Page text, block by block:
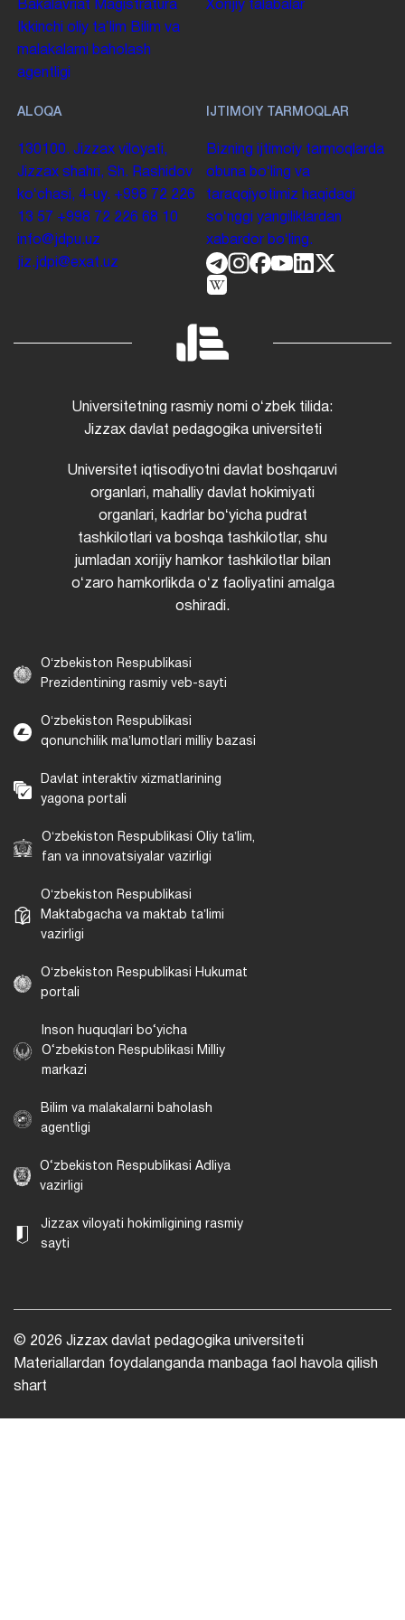
Bakalavriat Magistratura
Ikkinchi oliy taʼlim Bilim va
malakalarni baholash
agentligi
Xorijiy talabalar
ALOQA
130100. Jizzax viloyati,
Jizzax shahri, Sh. Rashidov
koʻchasi, 4-uy. +998 72 226
13 57 +998 72 226 68 10
info@jdpu.uz
jiz.jdpi@exat.uz
IJTIMOIY TARMOQLAR
Bizning ijtimoiy tarmoqlarda
obuna boʻling va
taraqqiyotimiz haqidagi
soʻnggi yangiliklardan
xabardor boʻling.
Universitetning rasmiy nomi oʻzbek tilida:
Jizzax davlat pedagogika universiteti
Universitet iqtisodiyotni davlat boshqaruvi
organlari, mahalliy davlat hokimiyati
organlari, kadrlar boʻyicha pudrat
tashkilotlari va boshqa tashkilotlar, shu
jumladan xorijiy hamkor tashkilotlar bilan
oʻzaro hamkorlikda oʻz faoliyatini amalga
oshiradi.
Oʻzbekiston Respublikasi
Prezidentining rasmiy veb-sayti
Oʻzbekiston Respublikasi
qonunchilik maʼlumotlari milliy bazasi
Davlat interaktiv xizmatlarining
yagona portali
Oʻzbekiston Respublikasi Oliy taʼlim,
fan va innovatsiyalar vazirligi
Oʻzbekiston Respublikasi
Maktabgacha va maktab taʼlimi
vazirligi
Oʻzbekiston Respublikasi Hukumat
portali
Inson huquqlari bo‘yicha
O‘zbekiston Respublikasi Milliy
markazi
Bilim va malakalarni baholash
agentligi
O‘zbekiston Respublikasi Adliya
vazirligi
Jizzax viloyati hokimligining rasmiy
sayti
© 2026 Jizzax davlat pedagogika universiteti
Materiallardan foydalanganda manbaga faol havola qilish
shart